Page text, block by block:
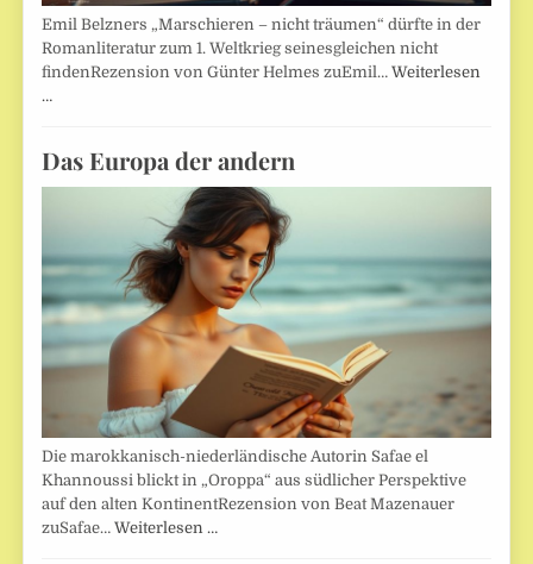
Emil Belzners „Marschieren – nicht träumen“ dürfte in der
Romanliteratur zum 1. Weltkrieg seinesgleichen nicht
findenRezension von Günter Helmes zuEmil…Weiterlesen
…
Das Europa der andern
Die marokkanisch-niederländische Autorin Safae el
Khannoussi blickt in „Oroppa“ aus südlicher Perspektive
auf den alten KontinentRezension von Beat Mazenauer
zuSafae…Weiterlesen …